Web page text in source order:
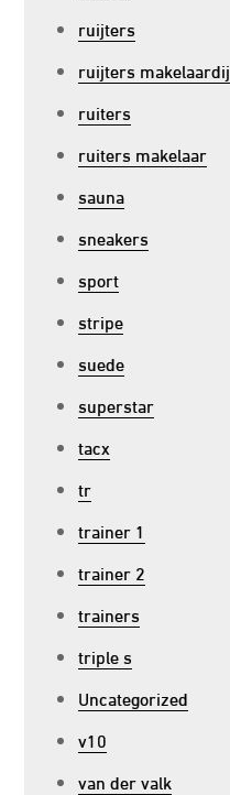
ruijters
ruijters makelaardij
ruiters
ruiters makelaar
sauna
sneakers
sport
stripe
suede
superstar
tacx
tr
trainer 1
trainer 2
trainers
triple s
Uncategorized
v10
van der valk